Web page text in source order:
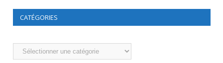
CATÉGORIES
Catégories